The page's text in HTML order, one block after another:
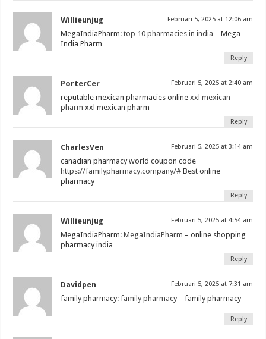
Willieunjug Februari 5, 2025 at 12:06 am
MegaIndiaPharm:top 10 pharmacies in india – Mega
India Pharm
Reply
PorterCer Februari 5, 2025 at 2:40 am
reputable mexican pharmacies onlinexxl mexican
pharm xxl mexican pharm
Reply
CharlesVen Februari 5, 2025 at 3:14 am
canadian pharmacy world coupon code
https://familypharmacy.company/# Best online
pharmacy
Reply
Willieunjug Februari 5, 2025 at 4:54 am
MegaIndiaPharm:MegaIndiaPharm – online shopping
pharmacy india
Reply
Davidpen Februari 5, 2025 at 7:31 am
family pharmacy:family pharmacy – family pharmacy
Reply